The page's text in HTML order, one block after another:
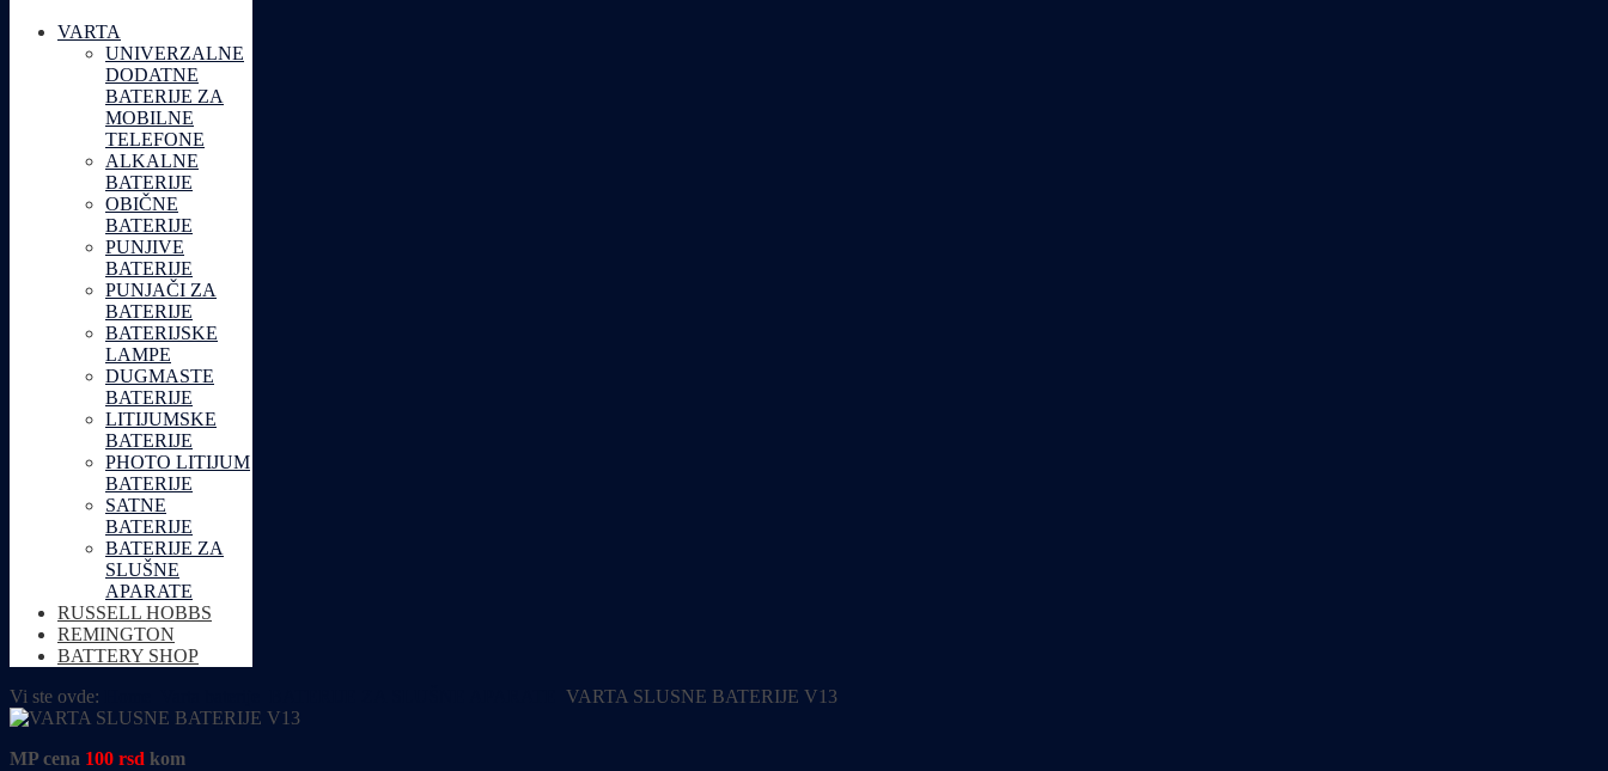
VARTA
UNIVERZALNE
DODATNE
BATERIJE ZA
MOBILNE
TELEFONE
ALKALNE
BATERIJE
OBIČNE
BATERIJE
PUNJIVE
BATERIJE
PUNJAČI ZA
BATERIJE
BATERIJSKE
LAMPE
DUGMASTE
BATERIJE
LITIJUMSKE
BATERIJE
PHOTO LITIJUM
BATERIJE
SATNE
BATERIJE
BATERIJE ZA
SLUŠNE
APARATE
RUSSELL HOBBS
REMINGTON
BATTERY SHOP
Vi ste ovde:
VARTA SLUSNE BATERIJE V13
MP cena 100 rsd kom